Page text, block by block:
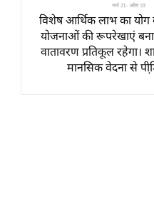
व्रत
त्योहार
राशिफल
विश्लेषण
विशेष आर्थिक लाभ का योग
योजनाओं की रूपरेखाएं
वातावरण प्रतिकूल रहेगा।
मानसिक वेदना से